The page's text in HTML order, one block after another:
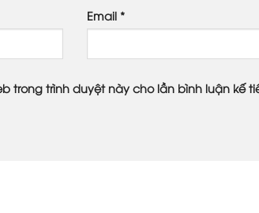
Email *
trong trình duyệt này cho lần bình luận kế